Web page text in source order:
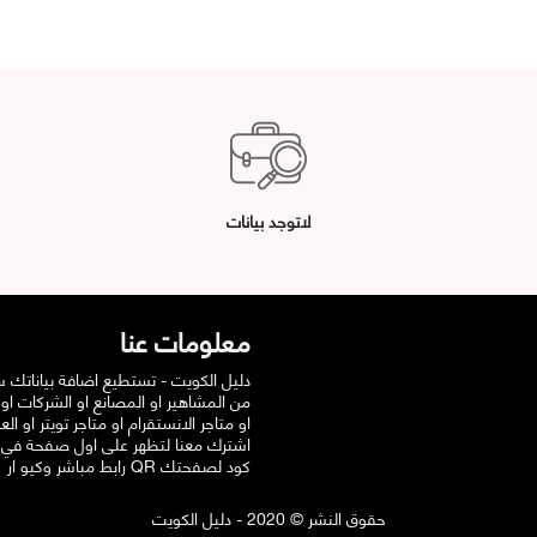
لاتوجد بيانات
معلومات عنا
دليل الكويت - تستطيع اضافة
من المشاهير او المصانع او الشركات
او متاجر الانستقرام او متاجر تويتر او
اشترك معنا لتظهر على اول صفحة
رابط مباشر وكيو ار QR كود لصفحتك
حقوق النشر © 2020 - دليل الكويت